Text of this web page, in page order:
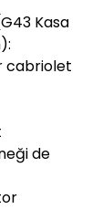
Kasa
cabriolet
de